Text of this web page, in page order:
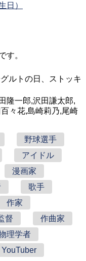
日）
す。
ルトの日、ストッキ
隆一郎,沢田謙太郎,
々花,島崎莉乃,尾崎
野球選手
アイドル
漫画家
歌手
作家
督
作曲家
理学者
YouTuber